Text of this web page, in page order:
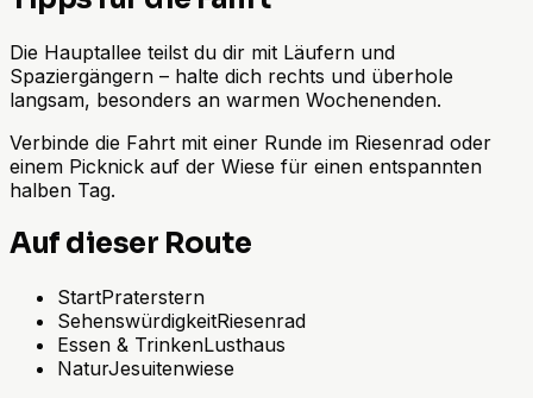
Die Hauptallee teilst du dir mit Läufern und
Spaziergängern – halte dich rechts und überhole
langsam, besonders an warmen Wochenenden.
Verbinde die Fahrt mit einer Runde im Riesenrad oder
einem Picknick auf der Wiese für einen entspannten
halben Tag.
Auf dieser Route
StartPraterstern
SehenswürdigkeitRiesenrad
Essen & TrinkenLusthaus
NaturJesuitenwiese